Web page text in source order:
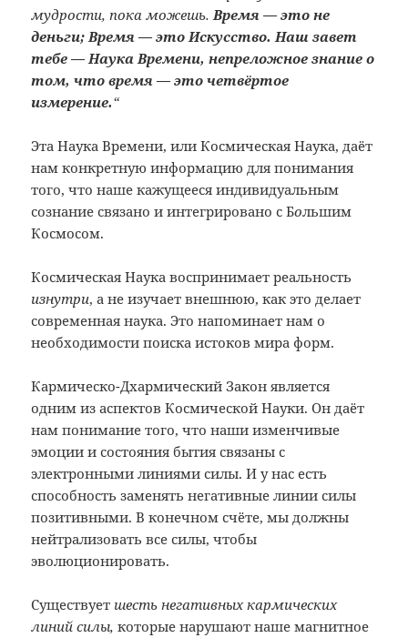
мудрости, пока можешь.Время — это не
деньги; Время — это Искусство. Наш завет
тебе — Наука Времени, непреложное знание о
том, что время — это четвёртое
измерение.“
Эта Наука Времени, или Космическая Наука, даёт
нам конкретную информацию для понимания
того, что наше кажущееся индивидуальным
сознание связано и интегрировано с Большим
Космосом.
Космическая Наука воспринимает реальность
изнутри, а не изучает внешнюю, как это делает
современная наука. Это напоминает нам о
необходимости поиска истоков мира форм.
Кармическо-Дхармический Закон является
одним из аспектов Космической Науки. Он даёт
нам понимание того, что наши изменчивые
эмоции и состояния бытия связаны с
электронными линиями силы. И у нас есть
способность заменять негативные линии силы
позитивными. В конечном счёте, мы должны
нейтрализовать все силы, чтобы
эволюционировать.
Существует шесть негативных кармических
линий силы, которые нарушают наше магнитное